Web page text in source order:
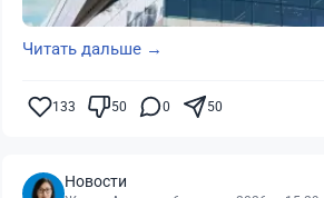
Читать дальше →
133 50 0 50
Новости